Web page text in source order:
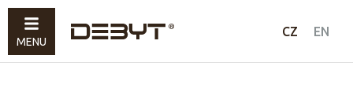
CZ EN
Nábytek
Svítidla
MENU